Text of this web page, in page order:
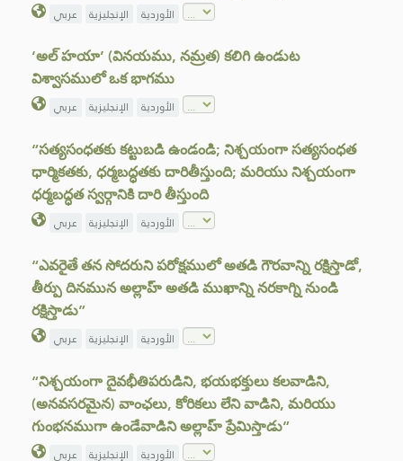
عربي الإنجليزية الأوردية
‘అల్ హయా’ (వినయము, నమ్రత) కలిగి ఉండుట
విశ్వాసములో ఒక భాగము
عربي الإنجليزية الأوردية
“సత్యసంధతకు కట్టుబడి ఉండండి; నిశ్చయంగా సత్యసంధత
ధార్మికతకు, ధర్మబద్ధతకు దారితీస్తుంది; మరియు నిశ్చయంగా
ధర్మబద్ధత స్వర్గానికి దారి తీస్తుంది
عربي الإنجليزية الأوردية
“ఎవరైతే తన సోదరుని పరోక్షములో అతడి గౌరవాన్ని రక్షిస్తాడో,
తీర్పు దినమున అల్లాహ్ అతడి ముఖాన్ని నరకాగ్ని నుండి
రక్షిస్తాడు”
عربي الإنجليزية الأوردية
“నిశ్చయంగా దైవభీతిపరుడిని, భయభక్తులు కలవాడిని,
(అనవసరమైన) వాంఛలు, కోరికలు లేని వాడిని, మరియు
గుంభనముగా ఉండేవాడిని అల్లాహ్ ప్రేమిస్తాడు”
عربي الإنجليزية الأوردية